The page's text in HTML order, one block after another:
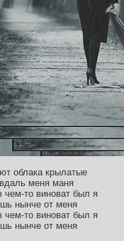
облака крылатые
меня маня
чем-то виноват был я
нынче от меня
чем-то виноват был я
нынче от меня